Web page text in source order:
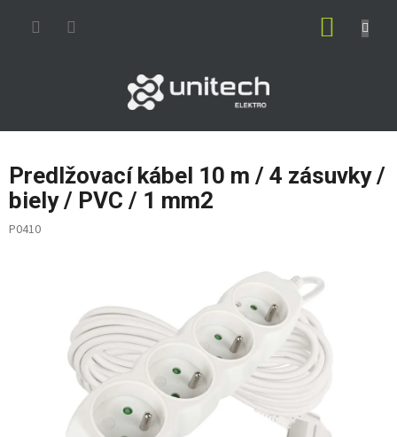
Predlžovací kábel 10 m / 4 zásuvky /
biely / PVC / 1 mm2
P0410